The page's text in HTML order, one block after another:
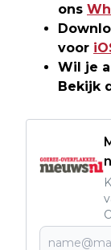
ons
voor
Wil je
Bekijk